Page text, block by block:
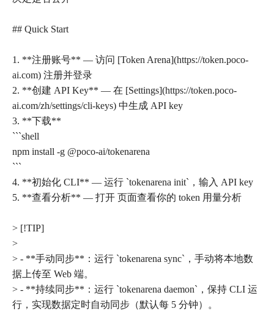
## Quick Start
1. **注册账号** — 访问 [Token Arena](https://token.poco-
ai.com) 注册并登录
2. **创建 API Key** — 在 [Settings](https://token.poco-
ai.com/zh/settings/cli-keys) 中生成 API key
3. **下载**
```shell
npm install -g @poco-ai/tokenarena
```
4. **初始化 CLI** — 运行 `tokenarena init`，输入 API key
5. **查看分析** — 打开 页面查看你的 token 用量分析
> [!TIP]
>
> - **手动同步**：运行 `tokenarena sync`，手动将本地数
据上传至 Web 端。
> - **持续同步**：运行 `tokenarena daemon`，保持 CLI 运
行，实现数据定时自动同步（默认每 5 分钟）。